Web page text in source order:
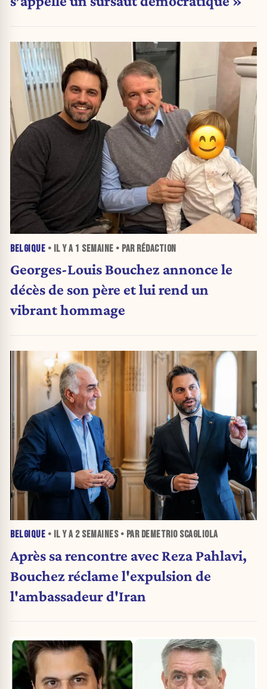
BELGIQUE • IL Y A 1 SEMAINE • PAR RÉDACTION
Georges-Louis Bouchez annonce le
décès de son père et lui rend un
vibrant hommage
BELGIQUE • IL Y A 2 SEMAINES• PAR DEMETRIO SCAGLIOLA
Après sa rencontre avec Reza Pahlavi,
Bouchez réclame l'expulsion de
l'ambassadeur d'Iran